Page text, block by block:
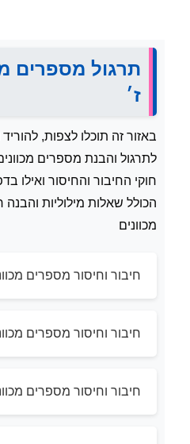
תרגול מספרים
ז׳
באזור זה תוכלו לצפות,
הכולל שאלות מילוליות
מכוונים
חיבור וחיסור מספרים
חיבור וחיסור מספרים
חיבור וחיסור מספרים